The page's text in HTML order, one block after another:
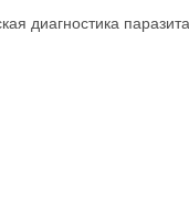
диагностика